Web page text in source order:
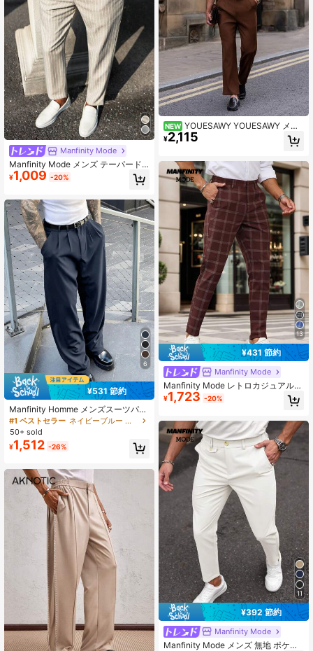
Manfinity Mode
Manfinity Mode メンズ テーパード
レッグ ルーズ カジュアル スーツパ
ンツ ポケット付き ストライプパンツ
¥1,009 -20%
6
¥531 節約
Manfinity Homme メンズスーツパン
ツ、新デザイン、ドレープスーツパ
ンツ、デザイナーファッションカジ
ュアルミニマリストビジネスパン
ツ、セレモニー、フォーマル
#1 ベストセラー
ネイビーブルー メンズスーツパンツ
50+ sold
¥1,512 -26%
NEW YOUESAWY YOUESAWY メン
ズ無地マイクロプリーツストレート
レッグスーツパンツ
¥2,115
13
¥431 節約
Manfinity Mode
Manfinity Mode レトロカジュアル
チェック柄 斜めポケット通勤用スラ
ックス バーガンディ メンズ ハロウ
ジ ボーイズ オールドマネー フェス
ティバル ウェディングゲスト ウィン
ター ヴィンテージ プロムパンツ 式
典、フォーマル
¥1,723 -20%
11
¥392 節約
Manfinity Mode
Manfinity Mode メンズ 無地 ポケッ